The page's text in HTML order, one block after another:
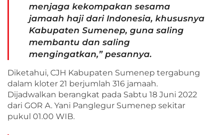
menjaga kekompakan sesama
jamaah haji dari Indonesia, khususnya
Kabupaten Sumenep, guna saling
membantu dan saling
mengingatkan,” pesannya.
Diketahui, CJH Kabupaten Sumenep tergabung
dalam kloter 21 berjumlah 316 jamaah.
Dijadwalkan berangkat pada Sabtu 18 Juni 2022
dari GOR A. Yani Panglegur Sumenep sekitar
pukul 01.00 WIB.